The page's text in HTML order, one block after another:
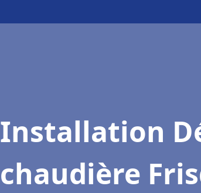
Installation
chaudière